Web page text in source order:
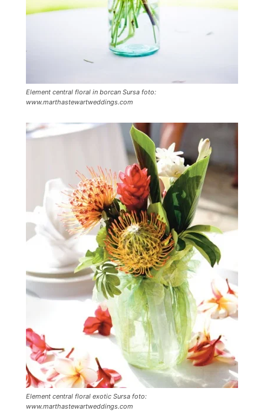
Element central floral in borcan Sursa foto:
www.marthastewartweddings.com
Element central floral exotic Sursa foto:
www.marthastewartweddings.com